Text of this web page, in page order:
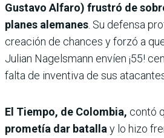
Gustavo Alfaro) frustró de
planes alemanes . Su defensa
creación de chances y forzó a
Julian Nagelsmann envíen ¡55!
falta de inventiva de sus
El Tiempo, de Colombia, contó
prometía dar batalla y lo hizo